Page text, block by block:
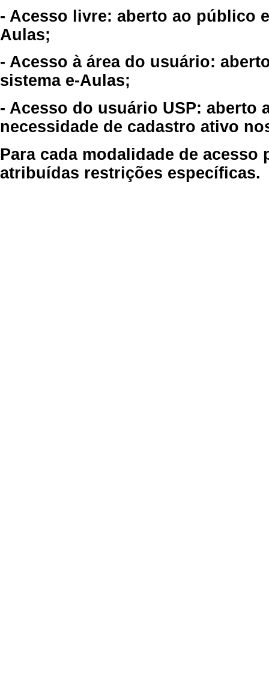
- Acesso livre: aberto ao público
Aulas;
- Acesso à área do usuário:
sistema e-Aulas;
- Acesso do usuário USP: aberto
necessidade de cadastro ativo
Para cada modalidade de
atribuídas restrições específicas.